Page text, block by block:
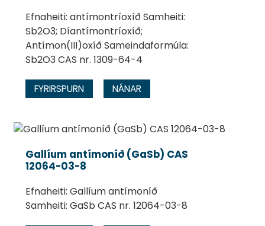
Efnaheiti: antímontríoxíð Samheiti:
Sb2O3; Díantímontríoxíð;
Antímon(III)oxíð Sameindaformúla:
Sb2O3 CAS nr. 1309-64-4
FYRIRSPURN NÁNAR
Gallíum antímoníð (GaSb) CAS
12064-03-8
Efnaheiti: Gallíum antímoníð
Samheiti: GaSb CAS nr. 12064-03-8